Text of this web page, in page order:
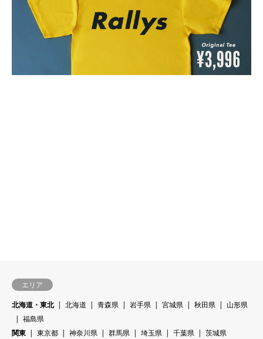
エリア
北海道・東北
北海道 青森県 岩手県 宮城県 秋田県
山形県
福島県
関東
東京都 神奈川県 群馬県 埼玉県 千葉県
茨城県